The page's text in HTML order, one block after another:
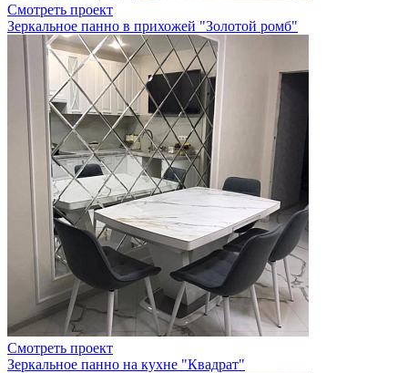
Смотреть проект
Зеркальное панно в прихожей "Золотой ромб"
Смотреть проект
Зеркальное панно на кухне "Квадрат"